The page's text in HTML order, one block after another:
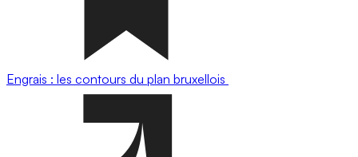
Engrais : les contours du plan bruxellois